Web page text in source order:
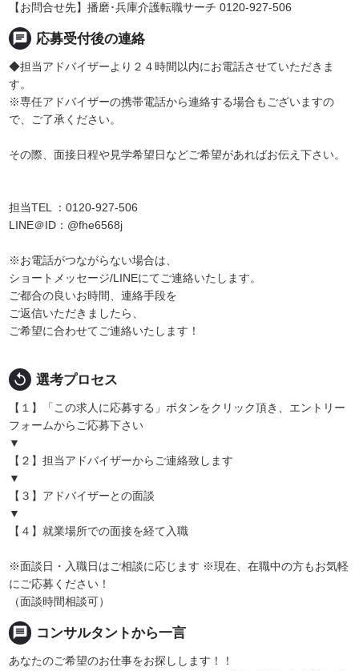
【お問合せ先】播磨･兵庫介護転職サーチ 0120-927-506
chat 応募受付後の連絡
◆担当アドバイザーより２４時間以内にお電話させていただきま
す。
※専任アドバイザーの携帯電話から連絡する場合もございますの
で、ご了承ください。
その際、面接日程や見学希望日などご希望があればお伝え下さい。
担当TEL ：0120-927-506
LINE＠ID：@fhe6568j
※お電話がつながらない場合は、
ショートメッセージ/LINEにてご連絡いたします。
ご都合の良いお時間、連絡手段を
ご返信いただきましたら、
ご希望に合わせてご連絡いたします！
replay 選考プロセス
【１】「この求人に応募する」ボタンをクリック頂き、エントリー
フォームからご応募下さい
▼
【２】担当アドバイザーからご連絡致します
▼
【３】アドバイザーとの面談
▼
【４】就業場所での面接を経て入職
※面談日・入職日はご相談に応じます ※現在、在職中の方もお気軽
にご応募ください！
（面談時間相談可）
message コンサルタントから一言
あなたのご希望のお仕事をお探しします！！